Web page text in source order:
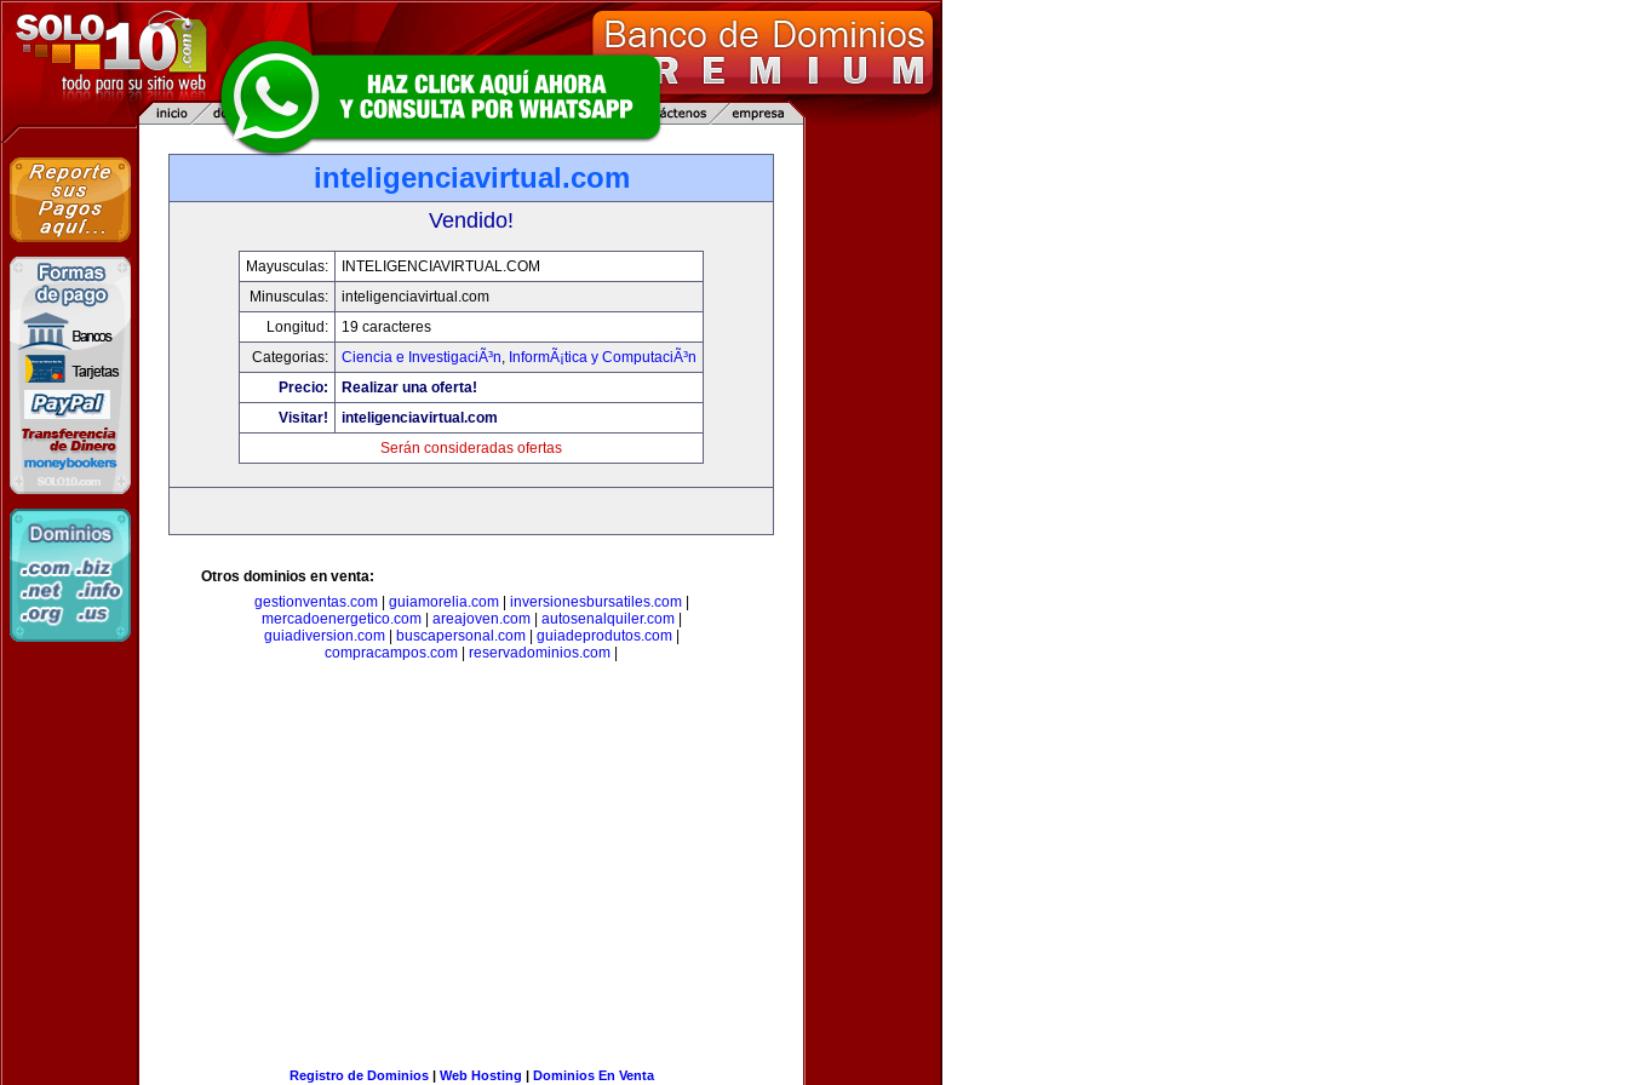
inteligenciavirtual.com
Vendido!
Mayusculas:
INTELIGENCIAVIRTUAL.COM
Minusculas:
inteligenciavirtual.com
Longitud:
19 caracteres
Categorias:
Ciencia e InvestigaciÃ³n, InformÃ¡tica y ComputaciÃ³n
Precio:
Realizar una oferta!
Visitar!
inteligenciavirtual.com
Serán consideradas ofertas
Otros dominios en venta:
gestionventas.com| guiamorelia.com| inversionesbursatiles.com|
mercadoenergetico.com| areajoven.com| autosenalquiler.com|
guiadiversion.com| buscapersonal.com| guiadeprodutos.com|
compracampos.com
reservadominios.com
Registro de Dominios| Web Hosting | Dominios En Venta